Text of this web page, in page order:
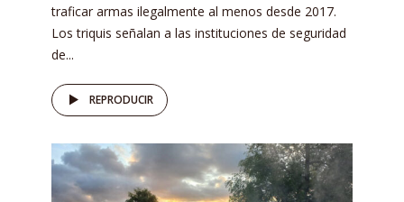
traficar armas ilegalmente al menos desde 2017.
Los triquis señalan a las instituciones de seguridad
de...
REPRODUCIR